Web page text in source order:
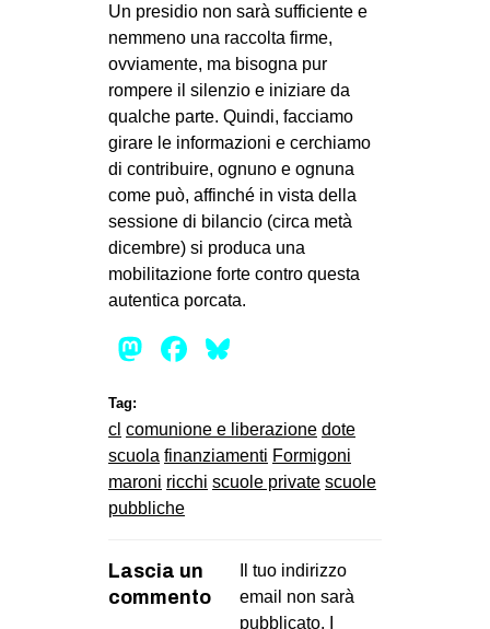
Un presidio non sarà sufficiente e
nemmeno una raccolta firme,
ovviamente, ma bisogna pur
rompere il silenzio e iniziare da
qualche parte. Quindi, facciamo
girare le informazioni e cerchiamo
di contribuire, ognuno e ognuna
come può, affinché in vista della
sessione di bilancio (circa metà
dicembre) si produca una
mobilitazione forte contro questa
autentica porcata.
Mastodon
Facebook
Tag:
cl comunione e liberazione dote
scuola finanziamenti Formigoni
maroni ricchi scuole private scuole
pubbliche
Lascia un
commento
Il tuo indirizzo
email non sarà
pubblicato.